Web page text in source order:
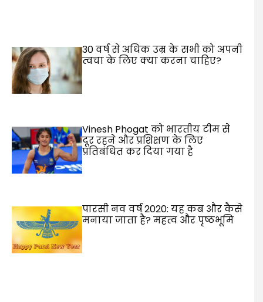
30 वर्ष से अधिक उम्र के सभी को अपनी
त्वचा के लिए क्या करना चाहिए?
Vinesh Phogat को भारतीय टीम से
दूर रहने और प्रशिक्षण के लिए
प्रतिबंधित कर दिया गया है
पारसी नव वर्ष 2020: यह कब और कैसे
मनाया जाता है? महत्व और पृष्ठभूमि